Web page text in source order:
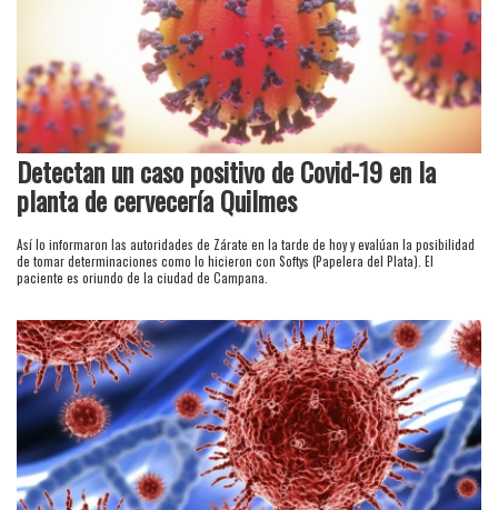
Detectan un caso positivo de Covid-19 en la
planta de cervecería Quilmes
Así lo informaron las autoridades de Zárate en la tarde de hoy y evalúan la posibilidad
de tomar determinaciones como lo hicieron con Softys (Papelera del Plata). El
paciente es oriundo de la ciudad de Campana.